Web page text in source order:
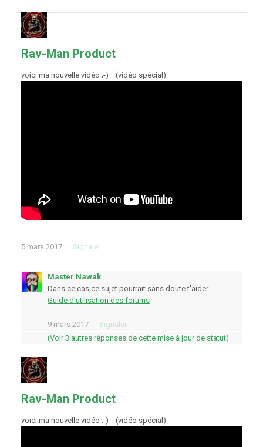
Rav-Man Product
voici ma nouvelle vidéo ;-) (vidéo spécial)
5 mars 2017 Signaler
Master Nawak
Dans ce cas,ce sujet pourrait sans doute t'aider
Guide d'utilisation des forums
9 mars 2017
Signaler
(Voir 3 autres réponses de cette mise à jour de statut)
Rav-Man Product
voici ma nouvelle vidéo ;-) (vidéo spécial)